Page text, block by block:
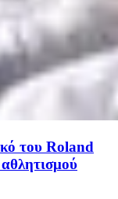
του Roland